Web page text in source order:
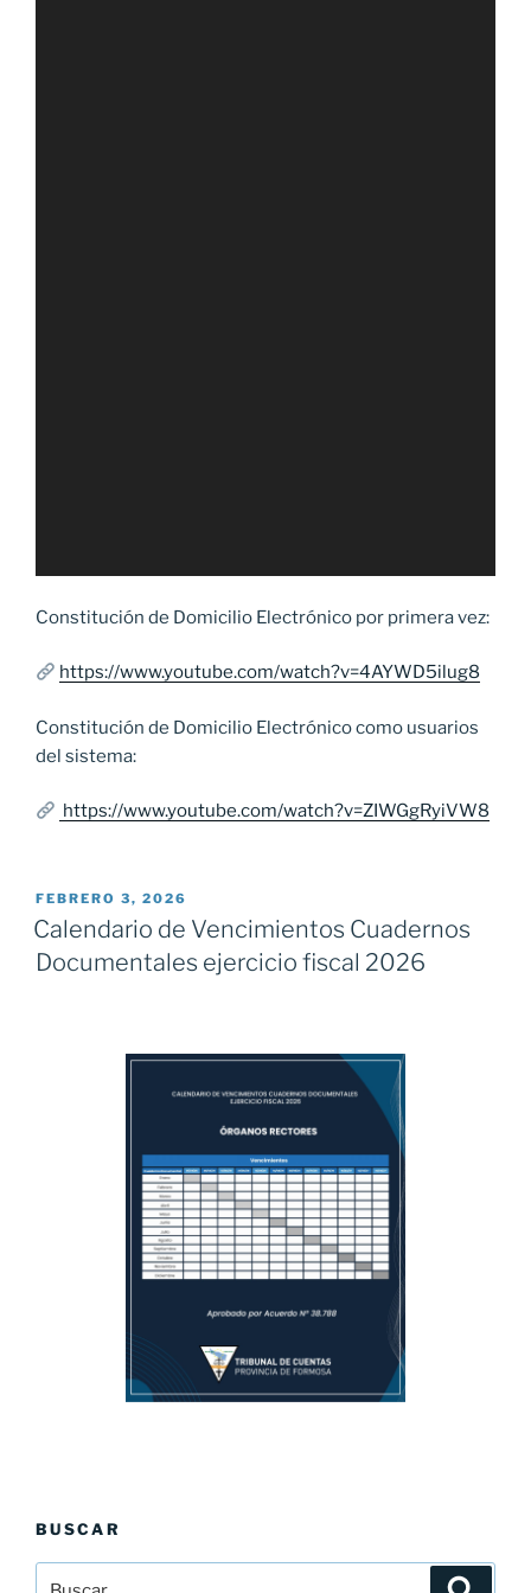
Constitución de Domicilio Electrónico por primera vez:
https://www.youtube.com/watch?v=4AYWD5ilug8
Constitución de Domicilio Electrónico como usuarios
del sistema:
https://www.youtube.com/watch?v=ZIWGgRyiVW8
PUBLICADO
EL
FEBRERO 3, 2026
Calendario de Vencimientos Cuadernos
Documentales ejercicio fiscal 2026
BUSCAR